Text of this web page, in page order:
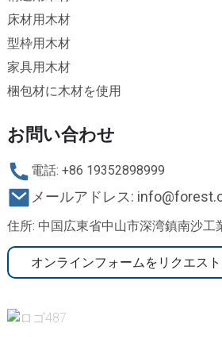
床材用木材
型枠用木材
家具用木材
梱包材に木材を使用
お問い合わせ
電話: +86 19352898999
メールアドレス:
住所: 中国広東省中山市深湾鎮南沙工
オンラインフォームをリクエスト